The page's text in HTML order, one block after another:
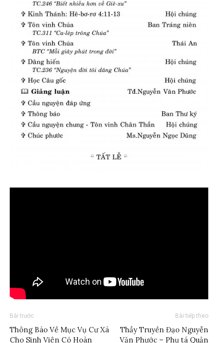
Bài trước
Thông Báo Về Mục Vụ Cư Xá
Cho Sinh Viên Có Hoàn
Bài tiếp theo
Thầy Truyền Đạo Nguyễn
Văn Phước – Phụ tá Quản